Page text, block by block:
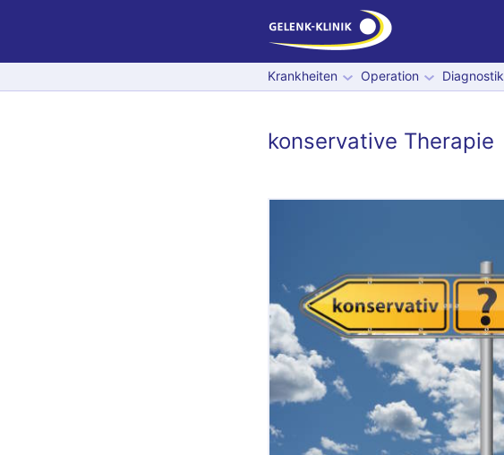
Krankheiten Operation Diagnostik
konservative Therapie